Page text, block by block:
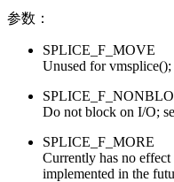
参数：
SPLICE_F_MOVE
Unused for vmsplice();
Do not block on I/O;
SPLICE_F_MORE
Currently has no
implemented in the